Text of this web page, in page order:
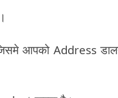
आपको Address